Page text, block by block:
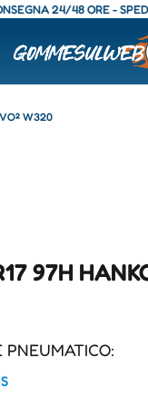
24/48 ORE -
W320
97H
PNEUMATICO: